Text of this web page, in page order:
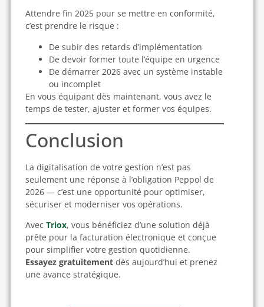
Attendre fin 2025 pour se mettre en conformité,
c’est prendre le risque :
De subir des retards d’implémentation
De devoir former toute l’équipe en urgence
De démarrer 2026 avec un système instable
ou incomplet
En vous équipant dès maintenant, vous avez le
temps de tester, ajuster et former vos équipes.
Conclusion
La digitalisation de votre gestion n’est pas
seulement une réponse à l’obligation Peppol de
2026 — c’est une opportunité pour optimiser,
sécuriser et moderniser vos opérations.
Avec Triox, vous bénéficiez d’une solution déjà
prête pour la facturation électronique et conçue
pour simplifier votre gestion quotidienne.
Essayez gratuitementdès aujourd’hui et prenez
une avance stratégique.